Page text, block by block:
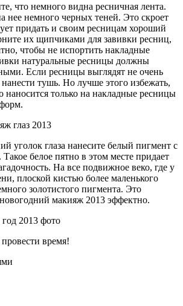
что немного видна ресничная лента.
нее немного черных теней. Это скроет
придать и своим ресницам хороший
их щипчиками для завивки ресниц,
чтобы не испортить накладные
натуральные ресницы должны
Если ресницы выглядят не очень
тушь. Но лучше этого избежать,
наносится только на накладные ресницы
уголок глаза нанесите белый пигмент с
белое пятно в этом месте придает
На все подвижное веко, где у
плоской кистью более маленького
золотистого пигмента. Это
макияж 2013 эффектно.
время!